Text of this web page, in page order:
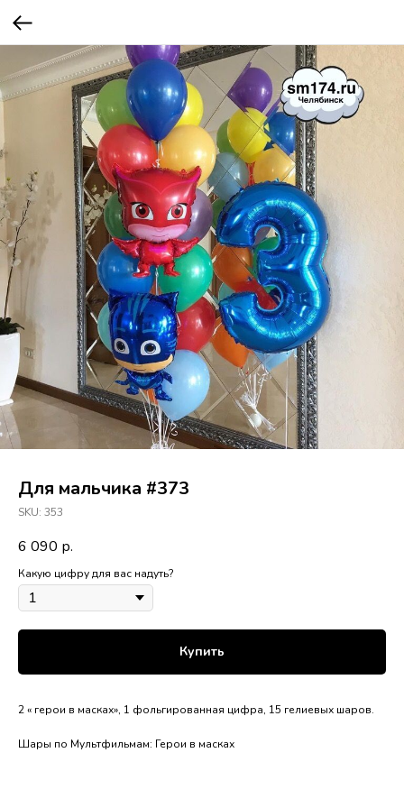
Для мальчика #373
SKU: 353
6 090 р.
Какую цифру для вас надуть?
Купить
2 « герои в масках», 1 фольгированная цифра, 15 гелиевых шаров.
Шары по Мультфильмам: Герои в масках